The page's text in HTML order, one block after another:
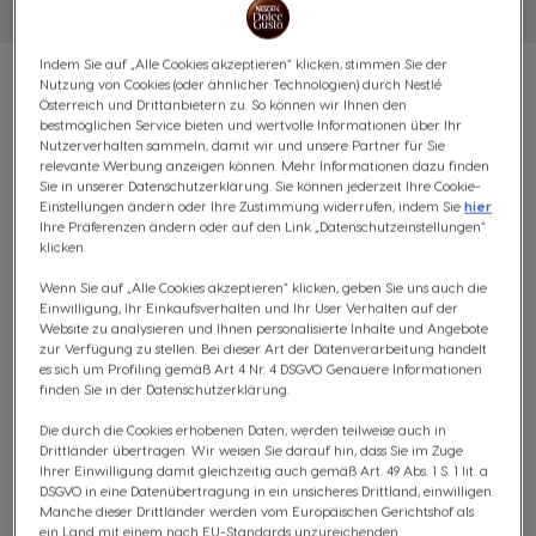
VORTEILSPACK MIAMI
MORNING BLEND - 96
Ausgewogen & Seidig
INTENSITÄT
(0)
Kapsel-Symbol
Nutze unseren Miami Morning Blend Vorteilspack, um
deinen Vorrat an dem Kaffee der von der Atmosphäre
Indem Sie auf „Alle Cookies akzeptieren“ klicken, stimmen Sie der
Nutzung von Cookies (oder ähnlicher Technologien) durch Nestlé
Österreich und Drittanbietern zu. So können wir Ihnen den
bestmöglichen Service bieten und wertvolle Informationen über Ihr
Nutzerverhalten sammeln, damit wir und unsere Partner für Sie
relevante Werbung anzeigen können. Mehr Informationen dazu finden
Sie in unserer Datenschutzerklärung. Sie können jederzeit Ihre Cookie-
Einstellungen ändern oder Ihre Zustimmung widerrufen, indem Siehier
Ihre Präferenzen ändern oder auf den Link „Datenschutzeinstellungen“
klicken.
Wenn Sie auf „Alle Cookies akzeptieren“ klicken, geben Sie uns auch die
Einwilligung, Ihr Einkaufsverhalten und Ihr User Verhalten auf der
Website zu analysieren und Ihnen personalisierte Inhalte und Angebote
zur Verfügung zu stellen. Bei dieser Art der Datenverarbeitung handelt
es sich um Profiling gemäß Art 4 Nr. 4 DSGVO. Genauere Informationen
finden Sie in der Datenschutzerklärung.
Die durch die Cookies erhobenen Daten, werden teilweise auch in
Drittländer übertragen. Wir weisen Sie darauf hin, dass Sie im Zuge
Ihrer Einwilligung damit gleichzeitig auch gemäß Art. 49 Abs. 1 S. 1 lit. a
DSGVO in eine Datenübertragung in ein unsicheres Drittland, einwilligen.
Manche dieser Drittländer werden vom Europäischen Gerichtshof als
ein Land mit einem nach EU-Standards unzureichenden